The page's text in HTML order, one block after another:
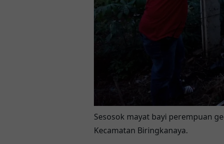
Sesosok mayat bayi perempuan
Kecamatan Biringkanaya.